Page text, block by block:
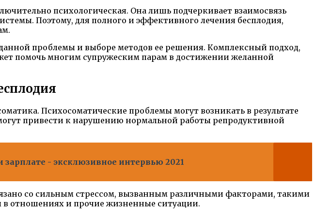
психологическая. Она лишь подчеркивает взаимосвязь
Поэтому, для полного и эффективного лечения бесплодия,
проблемы и выборе методов ее решения. Комплексный подход,
помочь многим супружеским парам в достижении желанной
Психосоматические проблемы могут возникать в результате
привести к нарушению нормальной работы репродуктивной
зарплате - эксклюзивное интервью 2021
со сильным стрессом, вызванным различными факторами, такими
отношениях и прочие жизненные ситуации.